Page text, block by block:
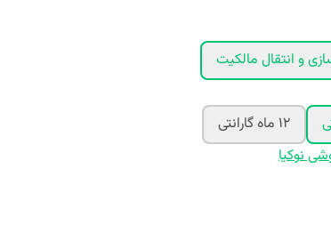
و انتقال مالکیت
۱۲ ماه گارانتی
نوکیا